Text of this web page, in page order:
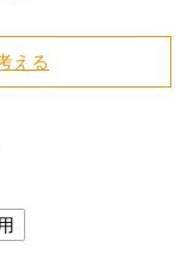
える